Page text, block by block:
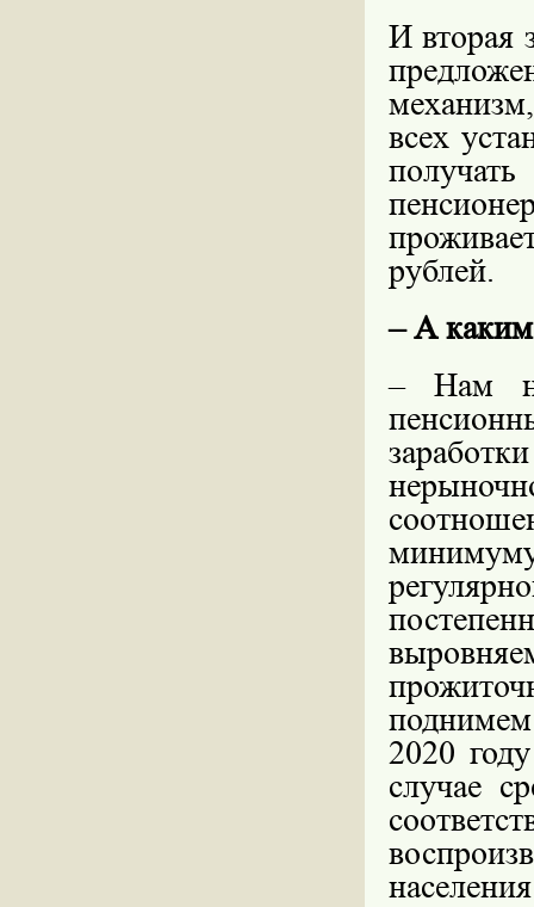
И вторая
всех
рублей.
– А каким
– Нам
2020
случае